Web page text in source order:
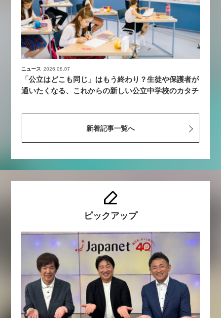
ニュース 2026.08.07
「公立はどこも同じ」はもう終わり？生徒や保護者が
通いたくなる、これからの新しい公立中学校のカタチ
新着記事一覧へ
ピックアップ